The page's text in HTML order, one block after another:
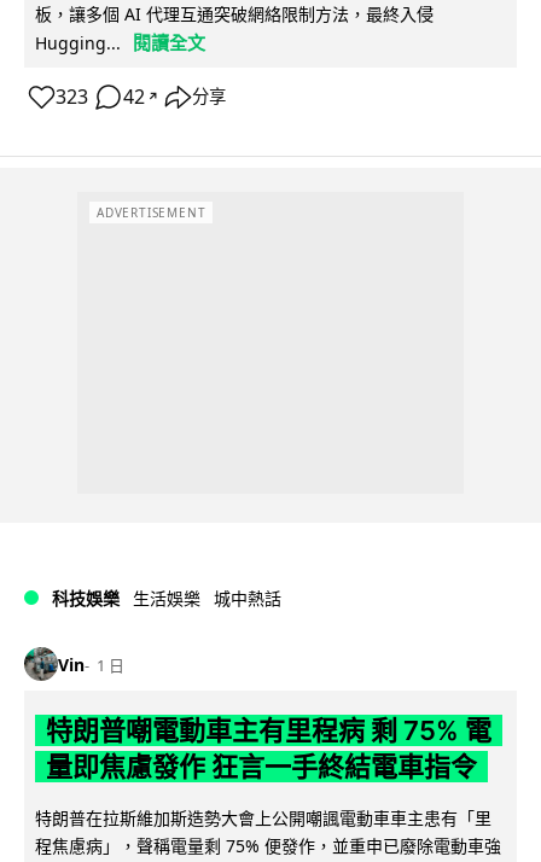
板，讓多個 AI 代理互通突破網絡限制方法，最終入侵
Hugging...
閱讀全文
323 42 ↗ 分享
ADVERTISEMENT
科技娛樂 生活娛樂 城中熱話
Vin 1 日
特朗普嘲電動車主有里程病 剩 75% 電
量即焦慮發作 狂言一手終結電車指令
特朗普在拉斯維加斯造勢大會上公開嘲諷電動車車主患有「里
程焦慮病」，聲稱電量剩 75% 便發作，並重申已廢除電動車強